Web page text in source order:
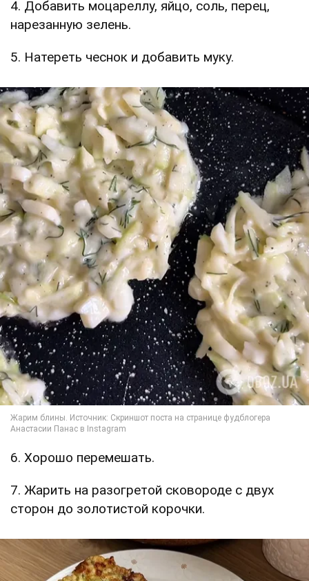
4. Добавить моцареллу, яйцо, соль, перец,
нарезанную зелень.
5. Натереть чеснок и добавить муку.
6. Хорошо перемешать.
7. Жарить на разогретой сковороде с двух
сторон до золотистой корочки.